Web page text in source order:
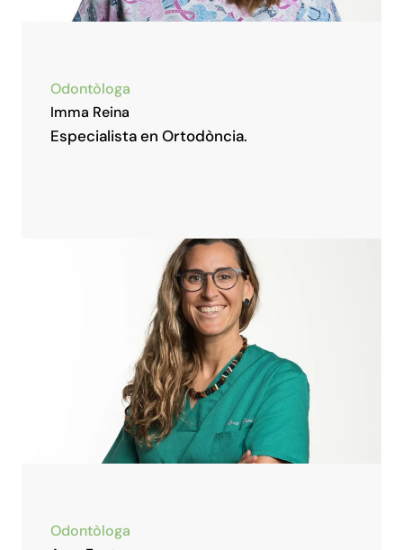
Odontòloga
Imma Reina
Especialista en Ortodòncia.
Odontòloga